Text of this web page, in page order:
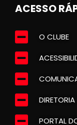
ACESSO
O CLUBE
DIRETORIA
PORTAL